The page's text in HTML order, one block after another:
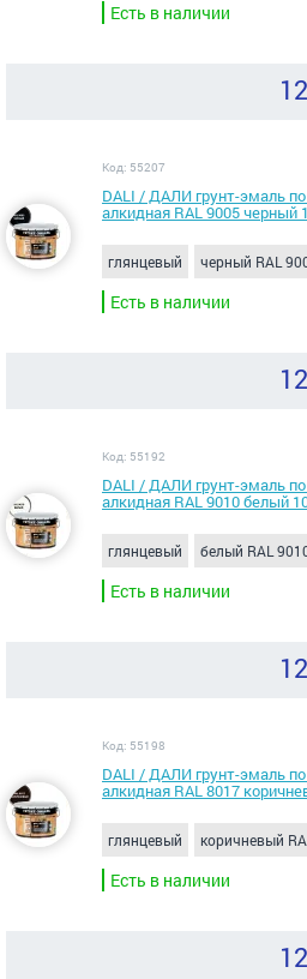
Есть в наличии
Код: 55207
DALI / ДАЛИ грунт-эмаль
алкидная RAL 9005 черный
глянцевый черный RAL
Есть в наличии
Код: 55192
DALI / ДАЛИ грунт-эмаль
алкидная RAL 9010 белый
глянцевый белый RAL
Есть в наличии
Код: 55198
DALI / ДАЛИ грунт-эмаль
алкидная RAL 8017
глянцевый коричневый
Есть в наличии